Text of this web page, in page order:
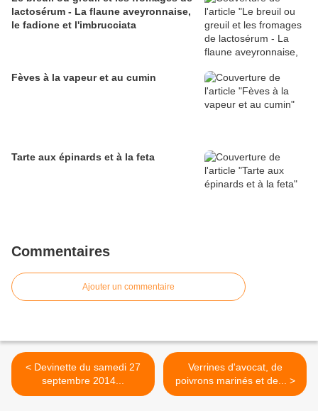
lactosérum - La flaune aveyronnaise,
le fadione et l'imbrucciata
Fèves à la vapeur et au cumin
Tarte aux épinards et à la feta
Commentaires
Ajouter un commentaire
< Devinette du samedi 27
septembre 2014...
Verrines d'avocat, de
poivrons marinés et de... >